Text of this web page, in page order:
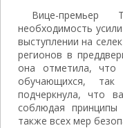
Вице-премьер
необходимость
выступлении на
регионов в
она отметила, что
обучающихся,
подчеркнула, что
соблюдая принципы
также всех мер